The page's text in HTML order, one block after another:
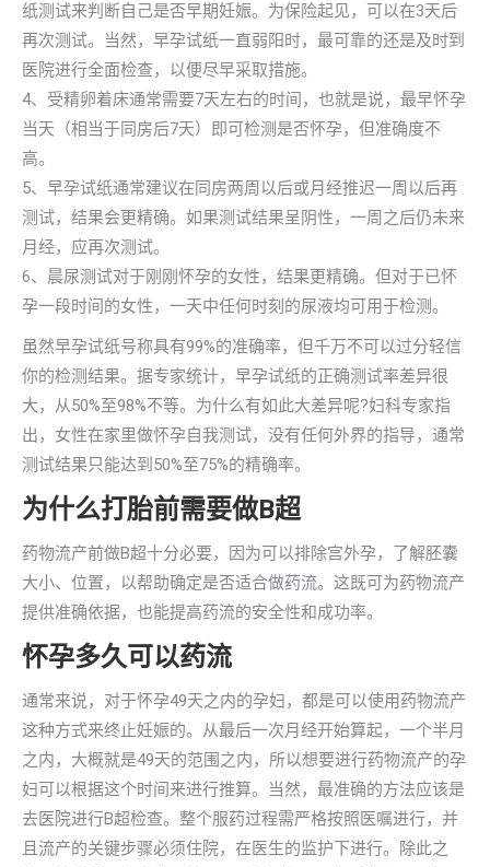
纸测试来判断自己是否早期妊娠。为保险起见，可以在3天后
再次测试。当然，早孕试纸一直弱阳时，最可靠的还是及时到
医院进行全面检查，以便尽早采取措施。
4、受精卵着床通常需要7天左右的时间，也就是说，最早怀孕
当天（相当于同房后7天）即可检测是否怀孕，但准确度不
高。
5、早孕试纸通常建议在同房两周以后或月经推迟一周以后再
测试，结果会更精确。如果测试结果呈阴性，一周之后仍未来
月经，应再次测试。
6、晨尿测试对于刚刚怀孕的女性，结果更精确。但对于已怀
孕一段时间的女性，一天中任何时刻的尿液均可用于检测。
虽然早孕试纸号称具有99%的准确率，但千万不可以过分轻信
你的检测结果。据专家统计，早孕试纸的正确测试率差异很
大，从50%至98%不等。为什么有如此大差异呢?妇科专家指
出，女性在家里做怀孕自我测试，没有任何外界的指导，通常
测试结果只能达到50%至75%的精确率。
为什么打胎前需要做B超
药物流产前做B超十分必要，因为可以排除宫外孕，了解胚囊
大小、位置，以帮助确定是否适合做药流。这既可为药物流产
提供准确依据，也能提高药流的安全性和成功率。
怀孕多久可以药流
通常来说，对于怀孕49天之内的孕妇，都是可以使用药物流产
这种方式来终止妊娠的。从最后一次月经开始算起，一个半月
之内，大概就是49天的范围之内，所以想要进行药物流产的孕
妇可以根据这个时间来进行推算。当然，最准确的方法应该是
去医院进行B超检查。整个服药过程需严格按照医嘱进行，并
且流产的关键步骤必须住院，在医生的监护下进行。除此之